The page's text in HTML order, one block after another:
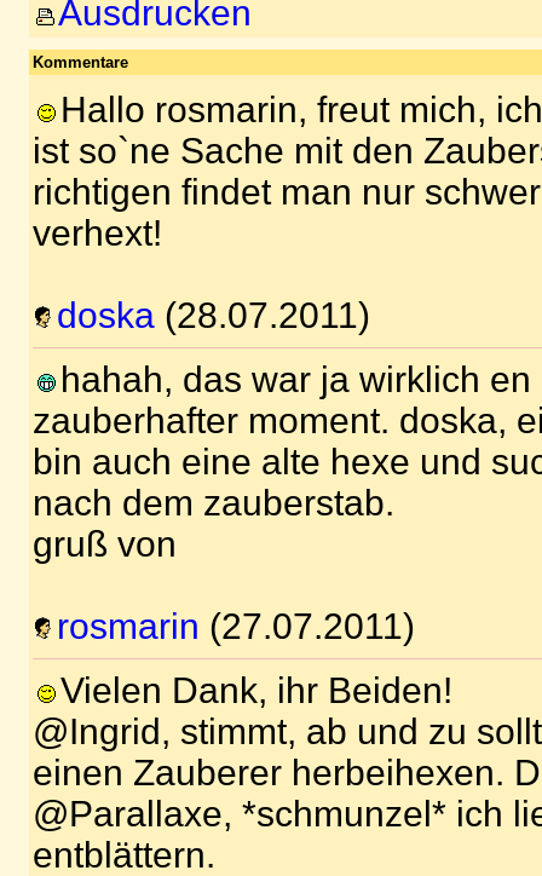
Ausdrucken
Kommentare
Hallo rosmarin, freut mich,
ist so`ne Sache mit den
richtigen findet man nur
verhext!
doska (28.07.2011)
hahah, das war ja wirklich
zauberhafter moment. doska,
bin auch eine alte hexe und
nach dem zauberstab.
gruß von
rosmarin (27.07.2011)
Vielen Dank, ihr Beiden!
@Ingrid, stimmt, ab und zu
einen Zauberer herbeihexen.
@Parallaxe, *schmunzel* ich
entblättern.